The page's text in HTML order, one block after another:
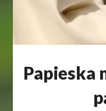
Papieska